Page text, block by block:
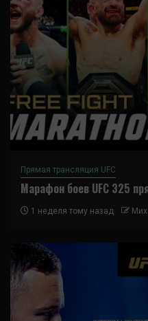
Прямая трансляция UFC
Марафон боев UFC 325
1 неделя тому назад